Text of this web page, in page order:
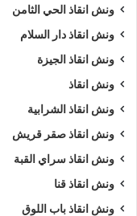
ونش انقاذ الحي الثامن
ونش انقاذ دار السلام
ونش انقاذ الجيزة
ونش انقاذ
ونش انقاذ الشرابية
ونش انقاذ صقر قريش
ونش انقاذ سراي القبة
ونش انقاذ قنا
ونش انقاذ باب اللوق